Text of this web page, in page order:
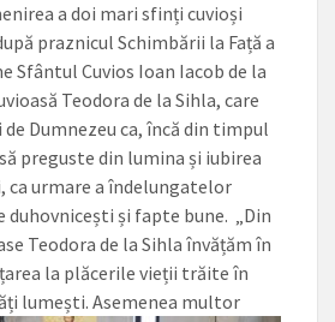
a doi mari sfinți cuvioși
praznicul Schimbării la Față a
Sfântul Cuvios Ioan Iacob de la
Teodora de la Sihla, care
Dumnezeu ca, încă din timpul
preguste din lumina și iubirea
ca urmare a îndelungatelor
duhovnicești și fapte bune. „Din
Teodora de la Sihla învățăm în
la plăcerile vieții trăite în
lumești. Asemenea multor